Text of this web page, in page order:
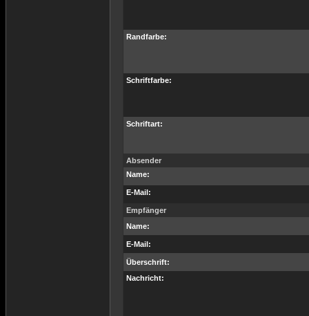
Randfarbe:
Schriftfarbe:
Schriftart:
Absender
Name:
E-Mail:
Empfänger
Name:
E-Mail:
Überschrift:
Nachricht: